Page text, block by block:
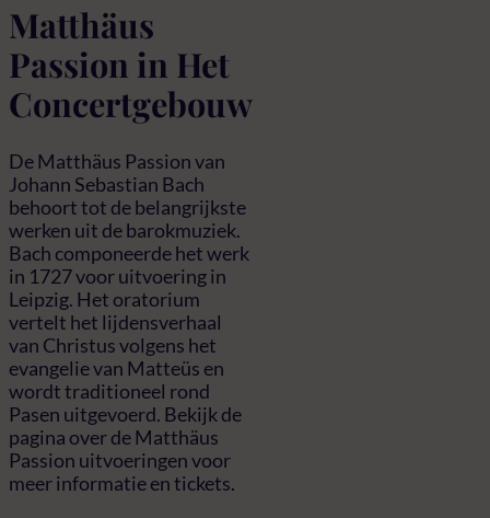
Matthäus
Passion in Het
Concertgebouw
De Matthäus Passion van
Johann Sebastian Bach
behoort tot de belangrijkste
werken uit de barokmuziek.
Bach componeerde het werk
in 1727 voor uitvoering in
Leipzig. Het oratorium
vertelt het lijdensverhaal
van Christus volgens het
evangelie van Matteüs en
wordt traditioneel rond
Pasen uitgevoerd. Bekijk de
pagina over de Matthäus
Passion uitvoeringen voor
meer informatie en tickets.